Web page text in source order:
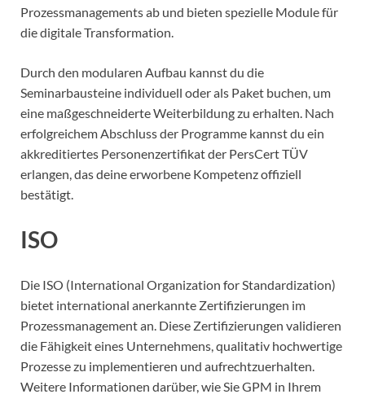
Prozessmanagements ab und bieten spezielle Module für
die digitale Transformation.
Durch den modularen Aufbau kannst du die
Seminarbausteine individuell oder als Paket buchen, um
eine maßgeschneiderte Weiterbildung zu erhalten. Nach
erfolgreichem Abschluss der Programme kannst du ein
akkreditiertes Personenzertifikat der PersCert TÜV
erlangen, das deine erworbene Kompetenz offiziell
bestätigt.
ISO
Die ISO (International Organization for Standardization)
bietet international anerkannte Zertifizierungen im
Prozessmanagement an. Diese Zertifizierungen validieren
die Fähigkeit eines Unternehmens, qualitativ hochwertige
Prozesse zu implementieren und aufrechtzuerhalten.
Weitere Informationen darüber, wie Sie GPM in Ihrem